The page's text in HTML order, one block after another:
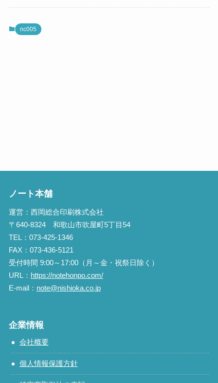
nc005
ノート本舗
運営：西岡総合印刷株式会社
〒640-8324 和歌山市吹屋町5丁目54
TEL：073-425-1346
FAX：073-436-5121
受付時間 9:00～17:00（月～金・祝祭日除く）
URL： https://notehonpo.com/
E-mail： note@nishioka.co.jp
企業情報
会社概要
個人情報保護方針